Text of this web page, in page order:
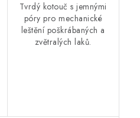
Tvrdý kotouč s jemnými
póry pro mechanické
leštění poškrábaných a
zvětralých laků.